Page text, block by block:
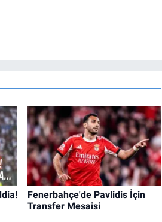
Fenerbahçe'de Pavlidis İçin
Transfer Mesaisi